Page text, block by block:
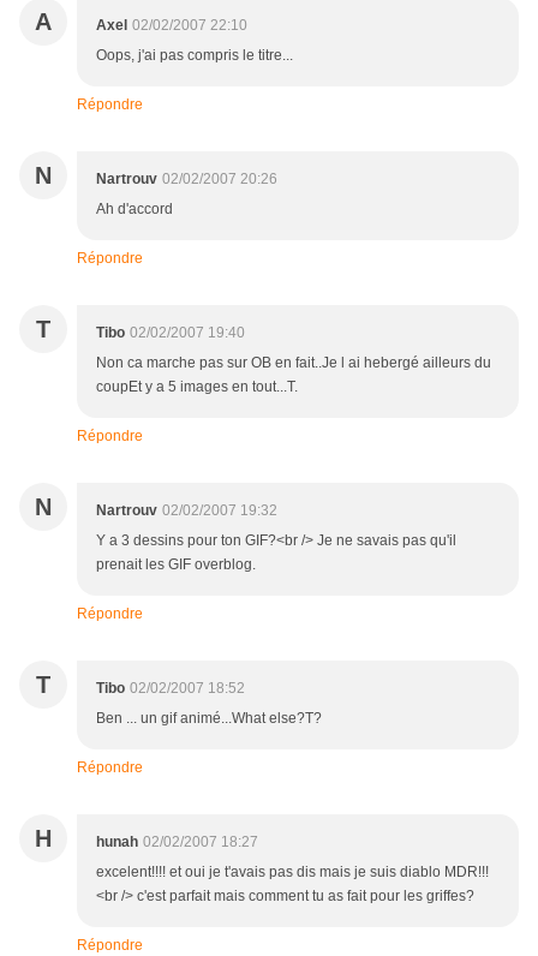
A Axel 02/02/2007 22:10
Oops, j'ai pas compris le titre...
Répondre
N Nartrouv 02/02/2007 20:26
Ah d'accord
Répondre
T Tibo 02/02/2007 19:40
Non ca marche pas sur OB en fait..Je l ai hebergé ailleurs du
coupEt y a 5 images en tout...T.
Répondre
N Nartrouv 02/02/2007 19:32
Y a 3 dessins pour ton GIF?<br /> Je ne savais pas qu'il
prenait les GIF overblog.
Répondre
T Tibo 02/02/2007 18:52
Ben ... un gif animé...What else?T?
Répondre
H hunah 02/02/2007 18:27
excelent!!!! et oui je t'avais pas dis mais je suis diablo MDR!!!
<br /> c'est parfait mais comment tu as fait pour les griffes?
Répondre